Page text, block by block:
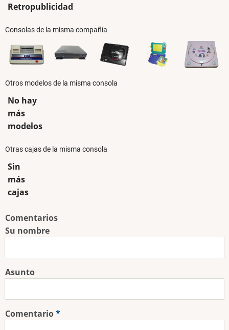
Retropublicidad
Consolas de la misma compañía
Otros modelos de la misma consola
No hay
más
modelos
Otras cajas de la misma consola
Sin
más
cajas
Comentarios
Su nombre
Asunto
Comentario